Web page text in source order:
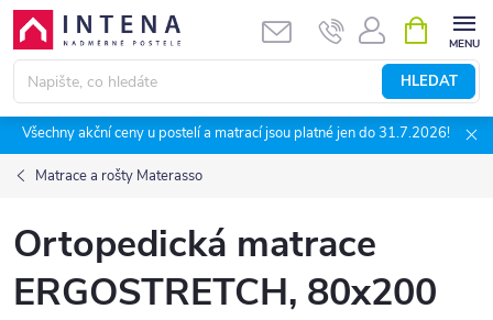
Přejít
obsah
HLEDAT
NÁKUPNÍ
KOŠÍK
Všechny akční ceny u postelí a matrací jsou platné jen do 31.7.2026!
Matrace a rošty Materasso
Ortopedická matrace
ERGOSTRETCH, 80x200